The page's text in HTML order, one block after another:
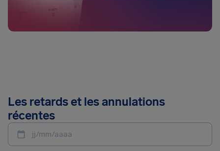
Les retards et les annulations
récentes
jj/mm/aaaa